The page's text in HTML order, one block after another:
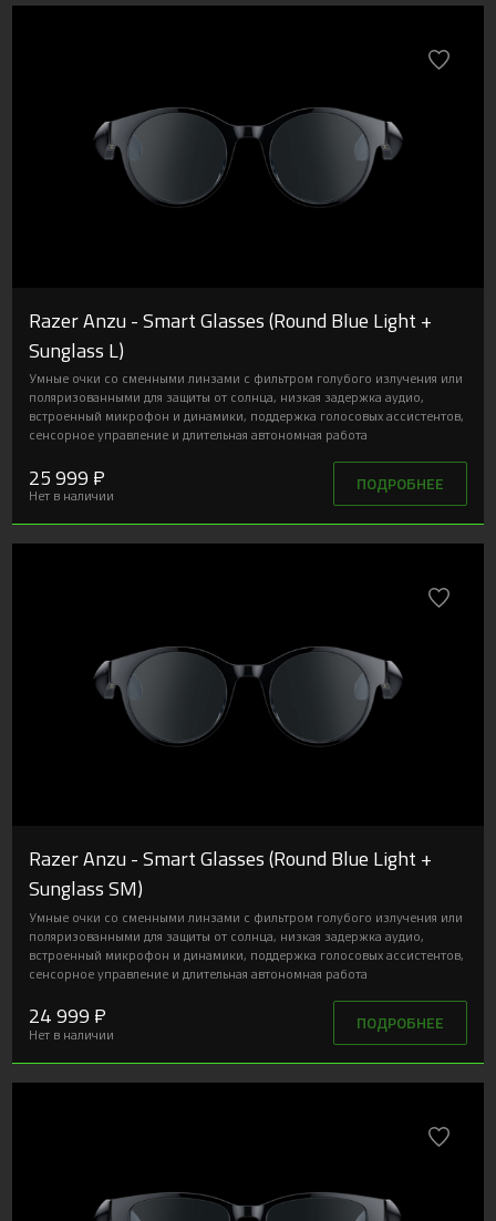
Razer Anzu - Smart Glasses (Round Blue Light +
Sunglass L)
Умные очки со сменными линзами с фильтром голубого излучения или
поляризованными для защиты от солнца, низкая задержка аудио,
встроенный микрофон и динамики, поддержка голосовых ассистентов,
сенсорное управление и длительная автономная работа
25 999 ₽
Нет в наличии
ПОДРОБНЕЕ
Razer Anzu - Smart Glasses (Round Blue Light +
Sunglass SM)
Умные очки со сменными линзами с фильтром голубого излучения или
поляризованными для защиты от солнца, низкая задержка аудио,
встроенный микрофон и динамики, поддержка голосовых ассистентов,
сенсорное управление и длительная автономная работа
24 999 ₽
Нет в наличии
ПОДРОБНЕЕ